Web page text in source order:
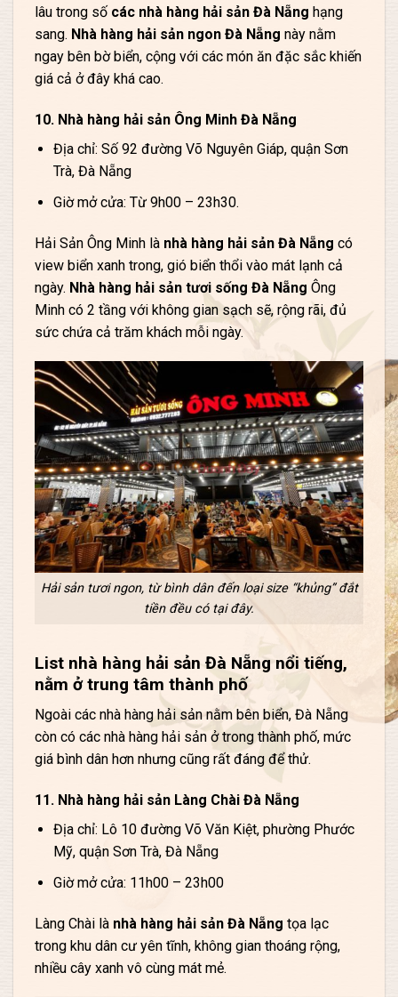
lâu trong số các nhà hàng hải sản Đà Nẵng hạng
sang. Nhà hàng hải sản ngon Đà Nẵng này nằm
ngay bên bờ biển, cộng với các món ăn đặc sắc khiến
giá cả ở đây khá cao.
10. Nhà hàng hải sản Ông Minh Đà Nẵng
Địa chỉ: Số 92 đường Võ Nguyên Giáp, quận Sơn
Trà, Đà Nẵng
Giờ mở cửa: Từ 9h00 – 23h30.
Hải Sản Ông Minh là nhà hàng hải sản Đà Nẵng có
view biển xanh trong, gió biển thổi vào mát lạnh cả
ngày. Nhà hàng hải sản tươi sống Đà Nẵng Ông
Minh có 2 tầng với không gian sạch sẽ, rộng rãi, đủ
sức chứa cả trăm khách mỗi ngày.
Hải sản tươi ngon, từ bình dân đến loại size “khủng” đắt
tiền đều có tại đây.
List nhà hàng hải sản Đà Nẵng nổi tiếng,
nằm ở trung tâm thành phố
Ngoài các nhà hàng hải sản nằm bên biển, Đà Nẵng
còn có các nhà hàng hải sản ở trong thành phố, mức
giá bình dân hơn nhưng cũng rất đáng để thử.
11. Nhà hàng hải sản Làng Chài Đà Nẵng
Địa chỉ: Lô 10 đường Võ Văn Kiệt, phường Phước
Mỹ, quận Sơn Trà, Đà Nẵng
Giờ mở cửa: 11h00 – 23h00
Làng Chài là nhà hàng hải sản Đà Nẵng tọa lạc
trong khu dân cư yên tĩnh, không gian thoáng rộng,
nhiều cây xanh vô cùng mát mẻ.